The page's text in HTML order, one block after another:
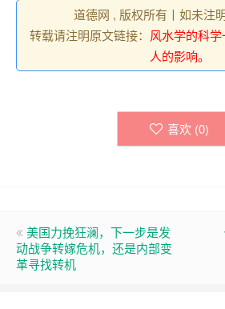
道德网 , 版权所有丨如未注
转载请注明原文链接： 风水学的科
人的影响。
喜欢 (0)
美国力挽狂澜，下一步是发
动战争转嫁危机，还是内部变
革寻找转机